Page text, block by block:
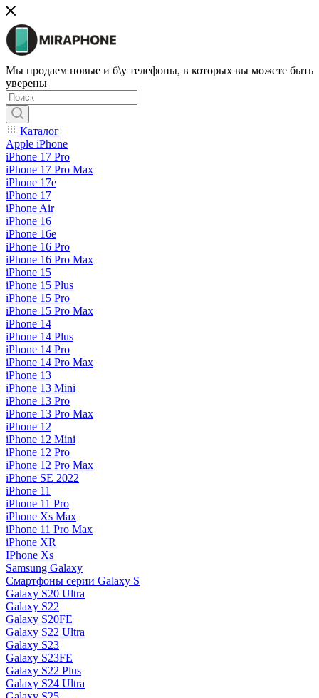
Мы продаем новые и б\у телефоны, в которых вы можете быть
уверены
Каталог
Apple iPhone
iPhone 17 Pro
iPhone 17 Pro Max
iPhone 17e
iPhone 17
iPhone Air
iPhone 16
iPhone 16e
iPhone 16 Pro
iPhone 16 Pro Max
iPhone 15
iPhone 15 Plus
iPhone 15 Pro
iPhone 15 Pro Max
iPhone 14
iPhone 14 Plus
iPhone 14 Pro
iPhone 14 Pro Max
iPhone 13
iPhone 13 Mini
iPhone 13 Pro
iPhone 13 Pro Max
iPhone 12
iPhone 12 Mini
iPhone 12 Pro
iPhone 12 Pro Max
iPhone SE 2022
iPhone 11
iPhone 11 Pro
iPhone Xs Max
iPhone 11 Pro Max
iPhone XR
IPhone Xs
Samsung Galaxy
Смартфоны серии Galaxy S
Galaxy S20 Ultra
Galaxy S22
Galaxy S20FE
Galaxy S22 Ultra
Galaxy S23
Galaxy S23FE
Galaxy S22 Plus
Galaxy S24 Ultra